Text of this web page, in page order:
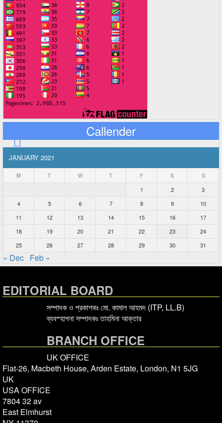
Callender
JANUARY 2021
M T W T F S S
1 2
3
4
5 6 7 8 9
10
11
12 13 14 15 16
17
18
19 20 21 22 23
24
25
26 27 28 29 30 31
« Dec Feb »
EDITORIAL BOARD
সম্পাদক ও প্রকাশকঃ মো. কামাল আহমদ (ITP, LL.B)
ব্যবস্হাপনা সম্পাদকঃ তাহমিনা আক্তার
BRANCH OFFICE
UK OFFICE
Flat-26, Macbeth House, Arden Estate, London, N1 5JG
UK
USA OFFICE
7804 32 av
East Elmhurst